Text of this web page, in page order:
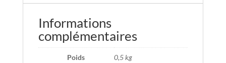
Informations
complémentaires
Poids 0,5 kg